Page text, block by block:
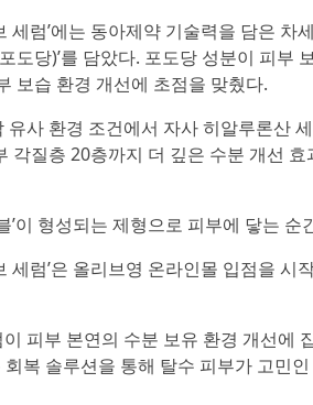
세럼’에는 동아제약 기술력을 담은
도당)’를 담았다. 포도당 성분이 피부
보습 환경 개선에 초점을 맞췄다.
유사 환경 조건에서 자사 히알루론산
각질층 20층까지 더 깊은 수분 개선
’이 형성되는 제형으로 피부에 닿는
세럼’은 올리브영 온라인몰 입점을
피부 본연의 수분 보유 환경 개선에
복 솔루션을 통해 탈수 피부가 고민